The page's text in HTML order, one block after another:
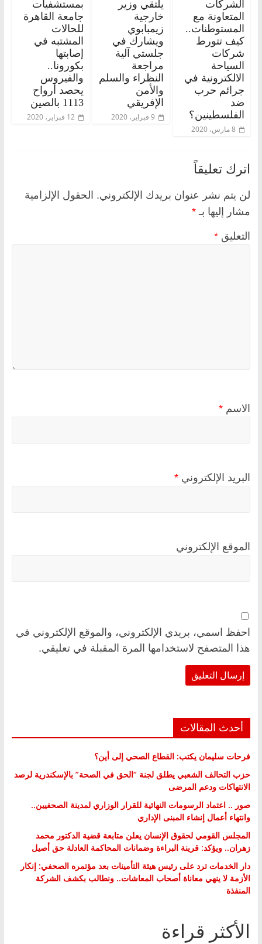
الشركات
المتعاونة مع
المستوطنات..
كيف تتورط
شركات
السياحة
الالكترونية في
جرائم حرب
ضد
الفلسطينين؟
8 مارس، 2020
يلتقي وزير
خارجية
زيمبابوي
ويشارك في
جلستي آلية
مراجعة
النظراء والسلم
والأمن
الإفريقي
9 فبراير، 2020
بمستشفيات
جامعة القاهرة
للحالات
المشتبه في
إصابتها
بكورونا..
والفيروس
يحصد أرواح
1113 بالصين
12 فبراير، 2020
اترك تعليقاً
لن يتم نشر عنوان بريدك الإلكتروني. الحقول الإلزامية
مشار إليها بـ *
التعليق *
الاسم *
البريد الإلكتروني *
الموقع الإلكتروني
احفظ اسمي، بريدي الإلكتروني، والموقع الإلكتروني في
هذا المتصفح لاستخدامها المرة المقبلة في تعليقي.
أحدث المقالات
فرحات سليمان يكتب: القطاع الصحي إلى أين؟
حزب التحالف الشعبي يطلق لجنة “الحق في الصحة” بالإسكندرية لرصد
الانتهاكات ودعم المرضى
صور .. اعتماد الرسومات النهائية للقرار الوزاري لمدينة الصحفيين..
وانتهاء أعمال إنشاء المبنى الإداري
المجلس القومي لحقوق الإنسان يعلن متابعة قضية الدكتور محمد
زهران.. ويؤكد: قرينة البراءة وضمانات المحاكمة العادلة حق أصيل
دار الخدمات ترد على رئيس هيئة التأمينات بعد مؤتمره الصحفي: إنكار
الأزمة لا ينهي معاناة أصحاب المعاشات.. ونطالب بكشف الشركة
المنفذة
الأكثر قراءة